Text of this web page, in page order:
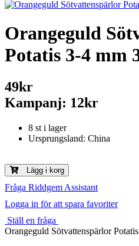
Orangeguld
Potatis 3-4 mm
49kr
Kampanj: 12kr
8 st i lager
Ursprungsland: China
Lägg i korg
Fråga Riddgem Assistant
Logga in för att spara favoriter
Ställ en fråga
Orangeguld Sötvattenspärlor